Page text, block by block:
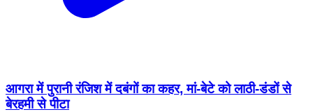
आगरा में पुरानी रंजिश में दबंगों का कहर, मां-बेटे को लाठी-डंडों से
बेरहमी से पीटा